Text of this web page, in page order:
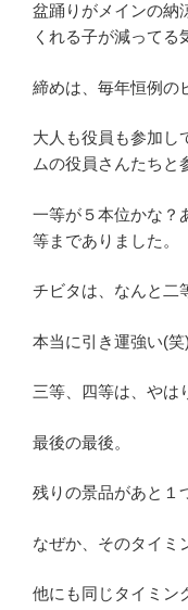
盆踊りがメインの納
くれる子が減って
締めは、毎年恒例の
大人も役員も参加し
ムの役員さんたちと
一等が５本位かな？
等までありました。
チビタは、なんと二
本当に引き運強い(笑)
三等、四等は、やは
最後の最後。
残りの景品があと１
なぜか、そのタイミ
他にも同じタイミン